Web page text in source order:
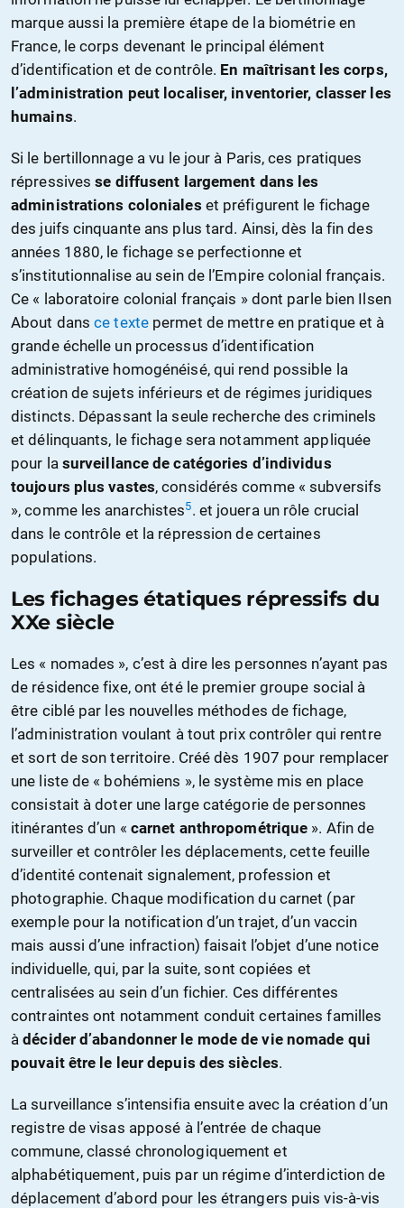
marque aussi la première étape de la biométrie en
France, le corps devenant le principal élément
d’identification et de contrôle. En maîtrisant les corps,
l’administration peut localiser, inventorier, classer les
humains.
Si le bertillonnage a vu le jour à Paris, ces pratiques
répressivesse diffusent largement dans les
administrations coloniales et préfigurent le fichage
des juifs cinquante ans plus tard. Ainsi, dès la fin des
années 1880, le fichage se perfectionne et
s’institutionnalise au sein de l’Empire colonial français.
Ce « laboratoire colonial français » dont parle bien Ilsen
About dansce textepermet de mettre en pratique et à
grande échelle un processus d’identification
administrative homogénéisé, qui rend possible la
création de sujets inférieurs et de régimes juridiques
distincts. Dépassant la seule recherche des criminels
et délinquants, le fichage sera notamment appliquée
pour la surveillance de catégories d’individus
toujours plus vastes, considérés comme « subversifs
», comme les anarchistes5. et jouera un rôle crucial
dans le contrôle et la répression de certaines
populations.
Les fichages étatiques répressifs du
XXe siècle
Les « nomades », c’est à dire les personnes n’ayant pas
de résidence fixe, ont été le premier groupe social à
être ciblé par les nouvelles méthodes de fichage,
l’administration voulant à tout prix contrôler qui rentre
et sort de son territoire. Créé dès 1907 pour remplacer
une liste de « bohémiens », le système mis en place
consistait à doter une large catégorie de personnes
itinérantes d’un « carnet anthropométrique ». Afin de
surveiller et contrôler les déplacements, cette feuille
d’identité contenait signalement, profession et
photographie. Chaque modification du carnet (par
exemple pour la notification d’un trajet, d’un vaccin
mais aussi d’une infraction) faisait l’objet d’une notice
individuelle, qui, par la suite, sont copiées et
centralisées au sein d’un fichier. Ces différentes
contraintes ont notamment conduit certaines familles
àdécider d’abandonner le mode de vie nomade qui
pouvait être le leur depuis des siècles.
La surveillance s’intensifia ensuite avec la création d’un
registre de visas apposé à l’entrée de chaque
commune, classé chronologiquement et
alphabétiquement, puis par un régime d’interdiction de
déplacement d’abord pour les étrangers puis vis-à-vis